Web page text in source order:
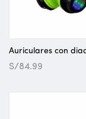
S/84.99